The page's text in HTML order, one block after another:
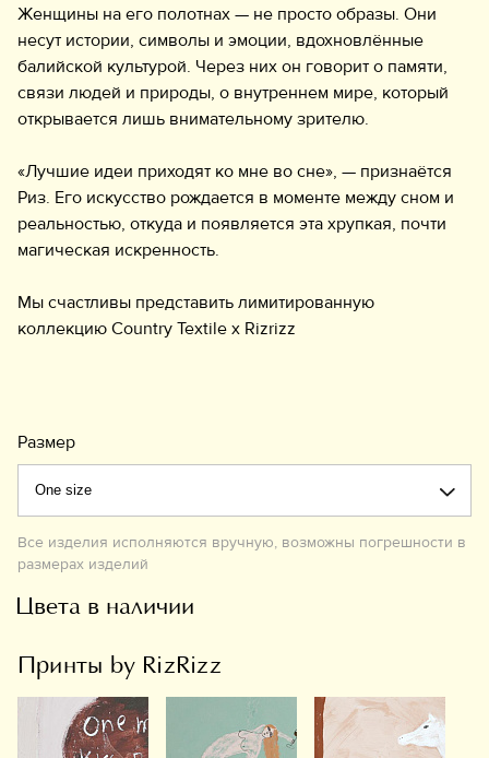
Женщины на его полотнах — не просто образы. Они
несут истории, символы и эмоции, вдохновлённые
балийской культурой. Через них он говорит о памяти,
связи людей и природы, о внутреннем мире, который
открывается лишь внимательному зрителю.
«Лучшие идеи приходят ко мне во сне», — признаётся
Риз. Его искусство рождается в моменте между сном и
реальностью, откуда и появляется эта хрупкая, почти
магическая искренность.
Мы счастливы представить лимитированную
коллекцию Country Textile x Rizrizz
Размер
Все изделия исполняются вручную, возможны погрешности в
размерах изделий
Цвета в наличии
Принты by RizRizz